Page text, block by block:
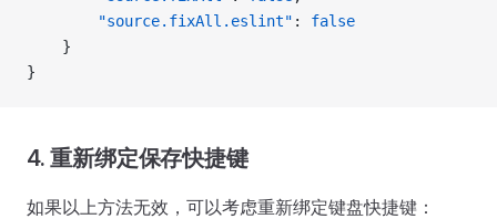
        "source.fixAll.eslint"
: false
    }
}
4. 重新绑定保存快捷键
如果以上方法无效，可以考虑重新绑定键盘快捷键：